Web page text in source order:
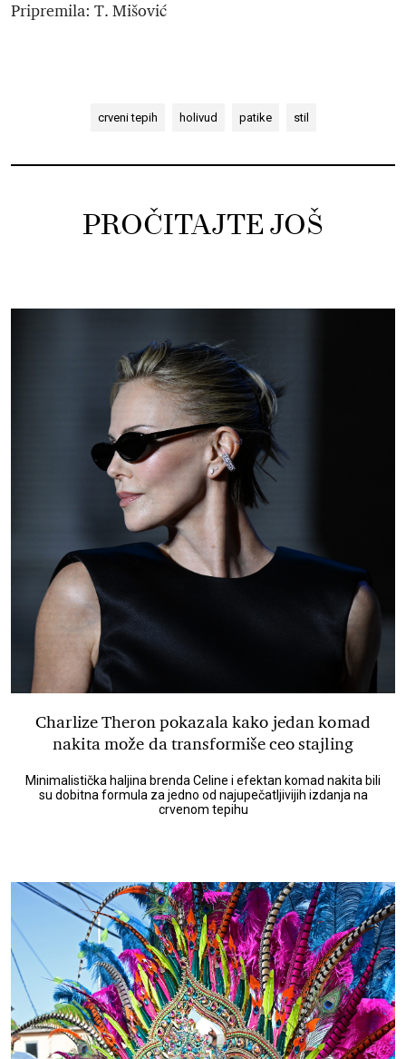
Pripremila: T. Mišović
crveni tepih holivud patike stil
PROČITAJTE JOŠ
Charlize Theron pokazala kako jedan komad
nakita može da transformiše ceo stajling
Minimalistička haljina brenda Celine i efektan komad nakita bili
su dobitna formula za jedno od najupečatljivijih izdanja na
crvenom tepihu